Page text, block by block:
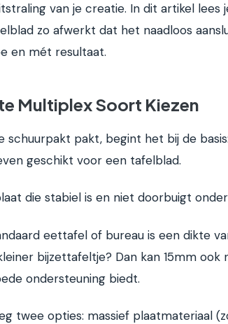
van je creatie. In dit artikel lees
zo afwerkt dat het naadloos
en mét resultaat.
Multiplex Soort Kiezen
schuurpakt pakt, begint het bij de
geschikt voor een tafelblad.
die stabiel is en niet doorbuigt
eettafel of bureau is een dikte
bijzettafeltje? Dan kan 15mm ook
ondersteuning biedt.
twee opties: massief plaatmateriaal